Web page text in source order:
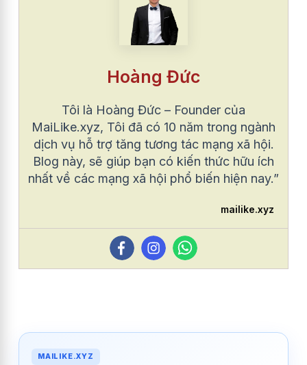
Hoàng Đức
Tôi là Hoàng Đức – Founder của
MaiLike.xyz, Tôi đã có 10 năm trong ngành
dịch vụ hỗ trợ tăng tương tác mạng xã hội.
Blog này, sẽ giúp bạn có kiến thức hữu ích
nhất về các mạng xã hội phổ biến hiện nay.”
mailike.xyz
MAILIKE.XYZ